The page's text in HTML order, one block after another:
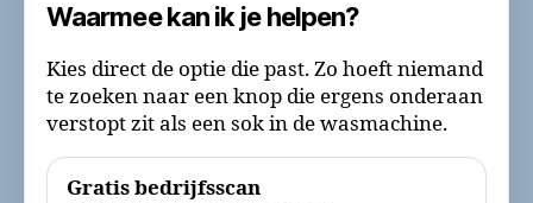
Waarmee kan ik je helpen?
Kies direct de optie die past. Zo hoeft niemand
te zoeken naar een knop die ergens onderaan
verstopt zit als een sok in de wasmachine.
Gratis bedrijfsscan